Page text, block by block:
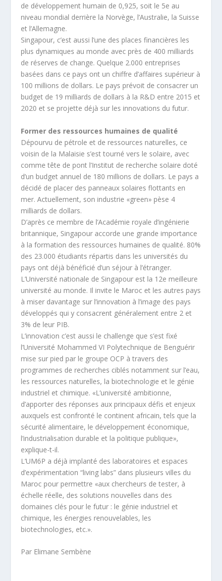
de développement humain de 0,925, soit le 5e au
niveau mondial derrière la Norvège, l’Australie, la Suisse
et l’Allemagne.
Singapour, c’est aussi l’une des places financières les
plus dynamiques au monde avec près de 400 milliards
de réserves de change. Quelque 2.000 entreprises
basées dans ce pays ont un chiffre d’affaires supérieur à
100 millions de dollars. Le pays prévoit de consacrer un
budget de 19 milliards de dollars à la R&D entre 2015 et
2020 et se projette déjà sur les innovations du futur.
Former des ressources humaines de qualité
Dépourvu de pétrole et de ressources naturelles, ce
voisin de la Malaisie s’est tourné vers le solaire, avec
comme tête de pont l’Institut de recherche solaire doté
d’un budget annuel de 180 millions de dollars. Le pays a
décidé de placer des panneaux solaires flottants en
mer. Actuellement, son industrie «green» pèse 4
milliards de dollars.
D’après ce membre de l’Académie royale d’ingénierie
britannique, Singapour accorde une grande importance
à la formation des ressources humaines de qualité. 80%
des 23.000 étudiants répartis dans les universités du
pays ont déjà bénéficié d’un séjour à l’étranger.
L’Université nationale de Singapour est la 12e meilleure
université au monde. Il invite le Maroc et les autres pays
à miser davantage sur l’innovation à l’image des pays
développés qui y consacrent généralement entre 2 et
3% de leur PIB.
L’innovation c’est aussi le challenge que s’est fixé
l’Université Mohammed VI Polytechnique de Benguérir
mise sur pied par le groupe OCP à travers des
programmes de recherches ciblés notamment sur l’eau,
les ressources naturelles, la biotechnologie et le génie
industriel et chimique. «L’université ambitionne,
d’apporter des réponses aux principaux défis et enjeux
auxquels est confronté le continent africain, tels que la
sécurité alimentaire, le développement économique,
l’industrialisation durable et la politique publique»,
explique-t-il.
L’UM6P a déjà implanté des laboratoires et espaces
d’expérimentation “living labs” dans plusieurs villes du
Maroc pour permettre «aux chercheurs de tester, à
échelle réelle, des solutions nouvelles dans des
domaines clés pour le futur : le génie industriel et
chimique, les énergies renouvelables, les
biotechnologies, etc.».
Par Elimane Sembène